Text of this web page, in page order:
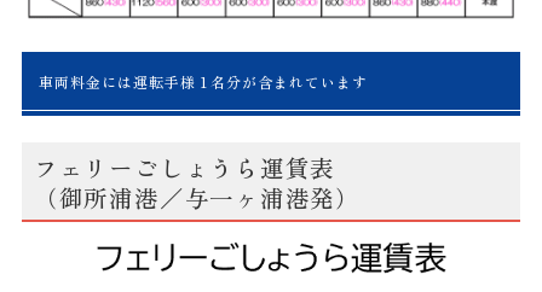
車両料金には運転手様１名分が含まれています
フェリーごしょうら運賃表
（御所浦港／与一ヶ浦港発）